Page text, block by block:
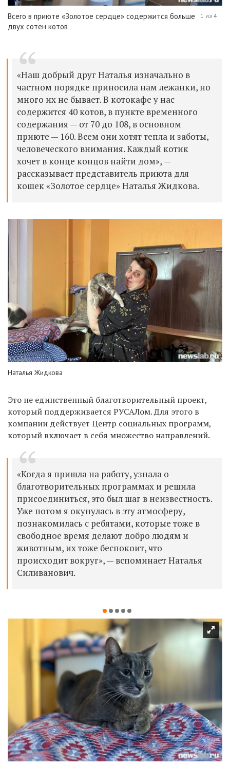
Всего в приюте «Золотое сердце» содержится больше
двух сотен котов
1 из 4
«Наш добрый друг Наталья изначально в
частном порядке приносила нам лежанки, но
много их не бывает. В котокафе у нас
содержится 40 котов, в пункте временного
содержания — от 70 до 108, в основном
приюте — 160. Всем они хотят тепла и заботы,
человеческого внимания. Каждый котик
хочет в конце концов найти дом», —
рассказывает представитель приюта для
кошек «Золотое сердце» Наталья Жидкова.
Наталья Жидкова
Это не единственный благотворительный проект,
который поддерживается РУСАЛом. Для этого в
компании действует Центр социальных программ,
который включает в себя множество направлений.
«Когда я пришла на работу, узнала о
благотворительных программах и решила
присоединиться, это был шаг в неизвестность.
Уже потом я окунулась в эту атмосферу,
познакомилась с ребятами, которые тоже в
свободное время делают добро людям и
животным, их тоже беспокоит, что
происходит вокруг», — вспоминает Наталья
Силиванович.